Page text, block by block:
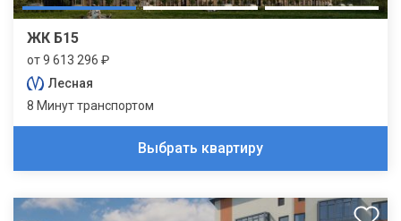
ЖК Б15
от 9 613 296 ₽
Лесная
8 Минут транспортом
Выбрать квартиру